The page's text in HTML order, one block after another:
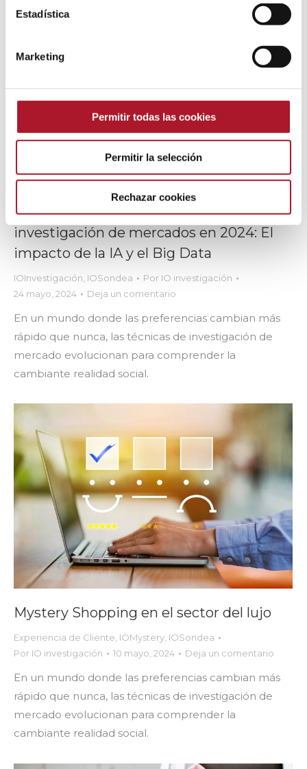
Estadística
Marketing
Permitir todas las cookies
Permitir la selección
Rechazar cookies
Tendencias emergentes en la
investigación de mercados en 2024: El
impacto de la IA y el Big Data
IOInvestigación, IOSondea Por IO investigación
24 mayo, 2024
Deja un comentario
En un mundo donde las preferencias cambian más
rápido que nunca, las técnicas de investigación de
mercado evolucionan para comprender la
cambiante realidad social.
Mystery Shopping en el sector del lujo
Experiencia de Cliente, IOMystery, IOSondea
Por IO investigación 10 mayo, 2024 Deja un comentario
En un mundo donde las preferencias cambian más
rápido que nunca, las técnicas de investigación de
mercado evolucionan para comprender la
cambiante realidad social.